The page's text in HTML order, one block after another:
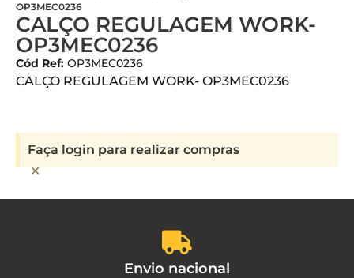
OP3MEC0236
CALÇO REGULAGEM WORK-
OP3MEC0236
Cód Ref: OP3MEC0236
CALÇO REGULAGEM WORK- OP3MEC0236
Faça login para realizar compras
×
Envio nacional